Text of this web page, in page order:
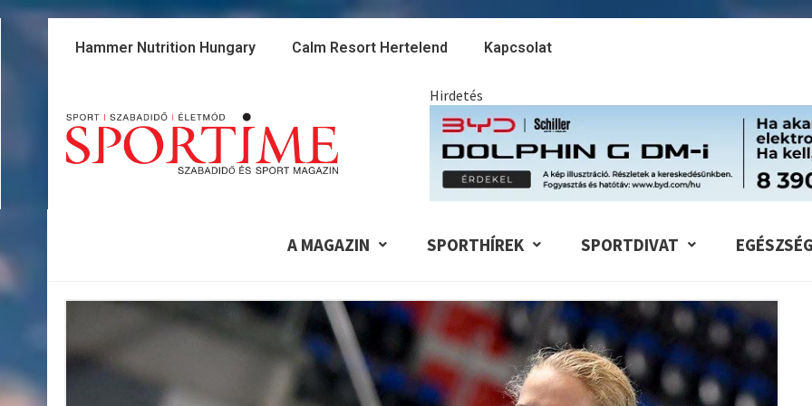
Skip
Hammer Nutrition Hungary Calm Resort Hertelend Kapcsolat
Hirdetés
A MAGAZIN SPORTHÍREK SPORTDIVAT EGÉSZSÉG